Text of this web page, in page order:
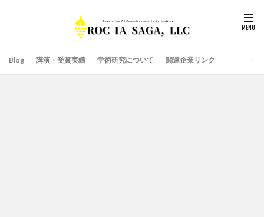
Blog 講演・受賞実績 学術研究について 関連企業リンク